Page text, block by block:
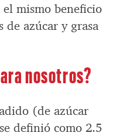
mismo beneficio
de azúcar y grasa
nosotros?
(de azúcar
definió como 2.5